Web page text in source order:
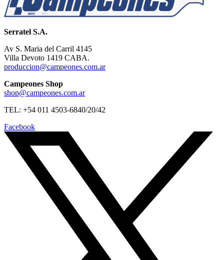
Serratel S.A.
Av S. Maria del Carril 4145
Villa Devoto 1419 CABA.
produccion@campeones.com.ar
Campeones Shop
shop@campeones.com.ar
TEL: +54 011 4503-6840/20/42
Facebook